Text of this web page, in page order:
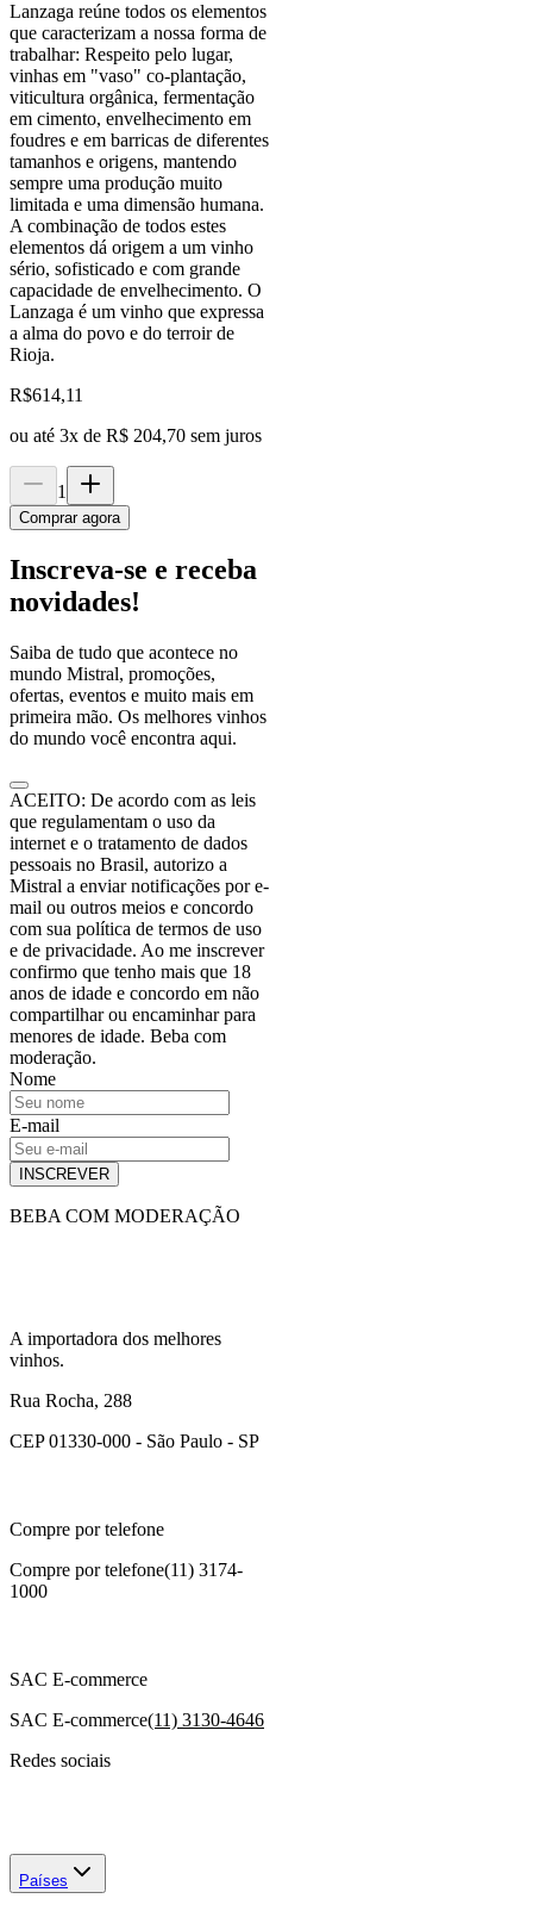
Lanzaga reúne todos os elementos
que caracterizam a nossa forma de
trabalhar: Respeito pelo lugar,
vinhas em "vaso" co-plantação,
viticultura orgânica, fermentação
em cimento, envelhecimento em
foudres e em barricas de diferentes
tamanhos e origens, mantendo
sempre uma produção muito
limitada e uma dimensão humana.
A combinação de todos estes
elementos dá origem a um vinho
sério, sofisticado e com grande
capacidade de envelhecimento. O
Lanzaga é um vinho que expressa
a alma do povo e do terroir de
Rioja.
R$614,11
ou até 3x de R$ 204,70 sem juros
1
Comprar agora
Inscreva-se e receba
novidades!
Saiba de tudo que acontece no
mundo Mistral, promoções,
ofertas, eventos e muito mais em
primeira mão. Os melhores vinhos
do mundo você encontra aqui.
ACEITO: De acordo com as leis
que regulamentam o uso da
internet e o tratamento de dados
pessoais no Brasil, autorizo a
Mistral a enviar notificações por e-
mail ou outros meios e concordo
com sua política de termos de uso
e de privacidade. Ao me inscrever
confirmo que tenho mais que 18
anos de idade e concordo em não
compartilhar ou encaminhar para
menores de idade. Beba com
moderação.
Nome
E-mail
INSCREVER
BEBA COM MODERAÇÃO
A importadora dos melhores
vinhos.
Rua Rocha, 288
CEP 01330-000 - São Paulo - SP
Compre por telefone
Compre por telefone(11) 3174-
1000
SAC E-commerce
SAC E-commerce(11) 3130-4646
Redes sociais
Países